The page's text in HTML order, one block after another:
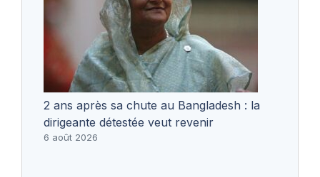
2 ans après sa chute au Bangladesh : la
dirigeante détestée veut revenir
6 août 2026